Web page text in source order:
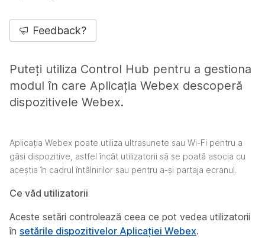
Feedback?
Puteți utiliza Control Hub pentru a gestiona
modul în care Aplicația Webex descoperă
dispozitivele Webex.
Aplicația Webex poate utiliza ultrasunete sau Wi-Fi pentru a
găsi dispozitive, astfel încât utilizatorii să se poată asocia cu
aceștia în cadrul întâlnirilor sau pentru a-și partaja ecranul.
Ce văd utilizatorii
Aceste setări controlează ceea ce pot vedea utilizatorii
în setările dispozitivelor Aplicației Webex.